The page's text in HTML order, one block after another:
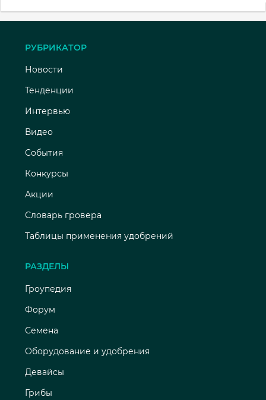
РУБРИКАТОР
Новости
Тенденции
Интервью
Видео
События
Конкурсы
Акции
Словарь гровера
Таблицы применения удобрений
РАЗДЕЛЫ
Гроупедия
Форум
Семена
Оборудование и удобрения
Девайсы
Грибы